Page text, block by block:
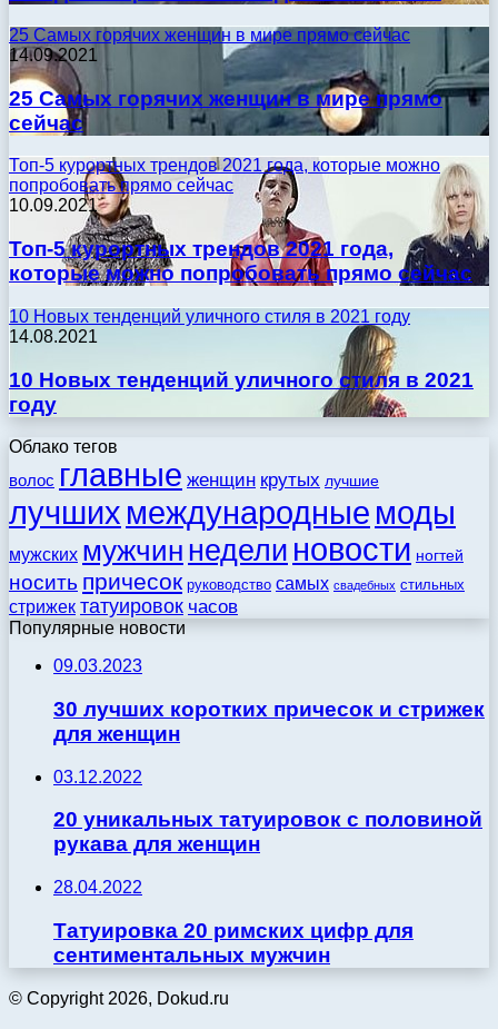
25 Самых горячих женщин в мире прямо сейчас
14.09.2021
25 Самых горячих женщин в мире прямо
сейчас
Топ-5 курортных трендов 2021 года, которые можно
попробовать прямо сейчас
10.09.2021
Топ-5 курортных трендов 2021 года,
которые можно попробовать прямо сейчас
10 Новых тенденций уличного стиля в 2021 году
14.08.2021
10 Новых тенденций уличного стиля в 2021
году
Облако тегов
волос главные женщин крутых лучшие
лучших международные моды
мужских мужчин недели новости ногтей
носить причесок руководство самых свадебных стильных
стрижек татуировок часов
Популярные новости
09.03.2023
30 лучших коротких причесок и стрижек
для женщин
03.12.2022
20 уникальных татуировок с половиной
рукава для женщин
28.04.2022
Татуировка 20 римских цифр для
сентиментальных мужчин
© Copyright 2026, Dokud.ru